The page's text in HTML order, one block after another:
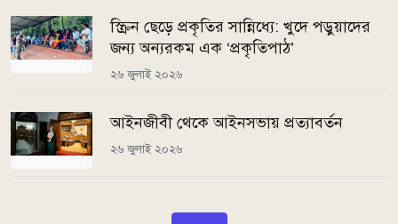
স্ক্রিন ছেড়ে প্রকৃতির সান্নিধ্যে: খুদে পড়ুয়াদের
জন্য অন্যরকম এক ‘প্রকৃতিপাঠ’
২৬ জুলাই ২০২৬
আইনজীবী থেকে আইনসভায় প্রত্যাবর্তন
২৬ জুলাই ২০২৬